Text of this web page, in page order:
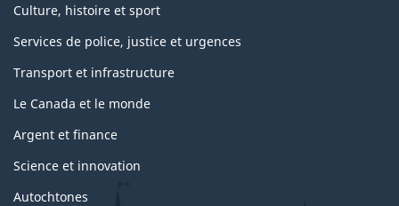
Culture, histoire et sport
Services de police, justice et urgences
Transport et infrastructure
Le Canada et le monde
Argent et finance
Science et innovation
Autochtones